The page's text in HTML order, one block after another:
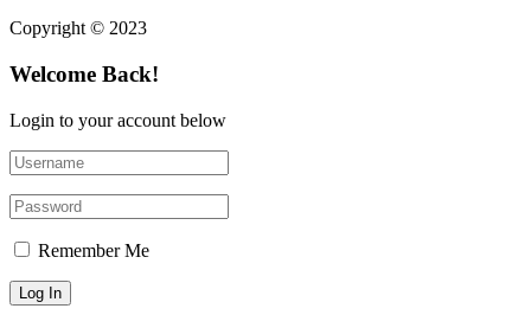
Copyright © 2023
Welcome Back!
Login to your account below
Remember Me